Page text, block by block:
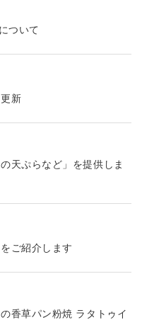
ついて
新
天ぷらなど」を提供しま
ご紹介します
香草パン粉焼 ラタトゥイ